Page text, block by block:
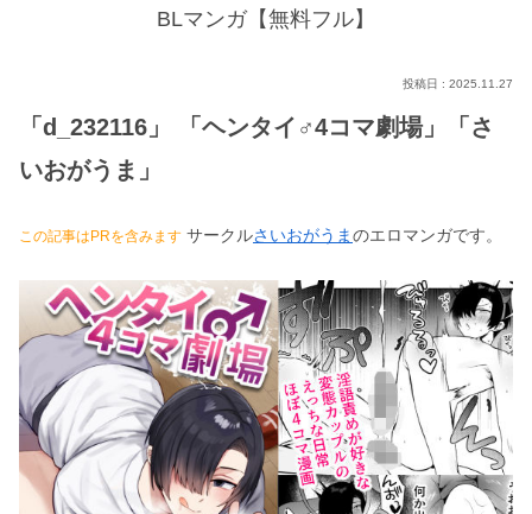
BLマンガ【無料フル】
2025.11.27
「d_232116」 「ヘンタイ♂4コマ劇場」「さ
いおがうま」
この記事はPRを含みます サークルさいおがうまのエロマンガです。